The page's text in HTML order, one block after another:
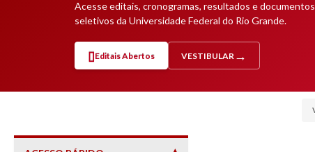
Acesse editais, cronogramas, resultados e
seletivos da Universidade Federal do Rio Grande.
Editais Abertos VESTIBULAR
— ABRE EM NOVA ABA